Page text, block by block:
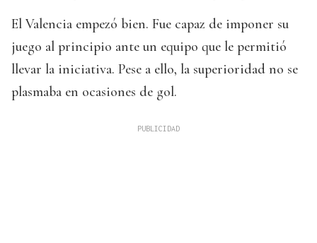
El Valencia empezó bien. Fue capaz de imponer su
juego al principio ante un equipo que le permitió
llevar la iniciativa. Pese a ello, la superioridad no se
plasmaba en ocasiones de gol.